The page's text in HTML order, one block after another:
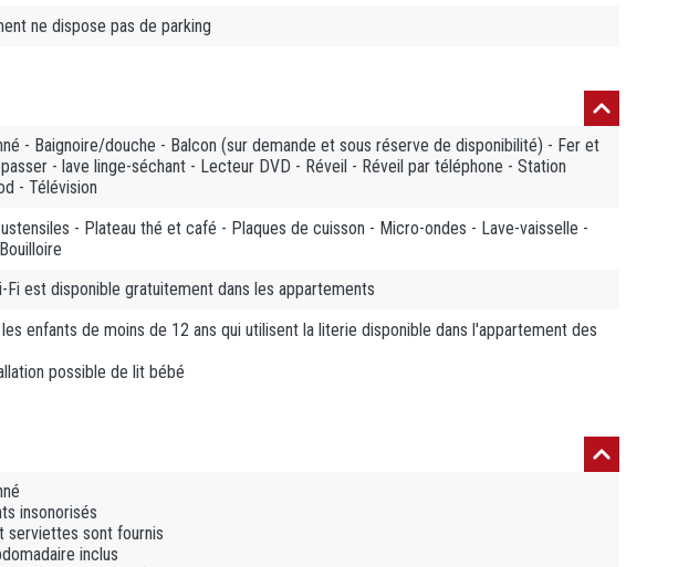
ne dispose pas de parking
- Baignoire/douche - Balcon (sur demande et sous réserve de disponibilité) - Fer et
- lave linge-séchant - Lecteur DVD - Réveil - Réveil par téléphone - Station
- Télévision
- Plateau thé et café - Plaques de cuisson - Micro-ondes - Lave-vaisselle -
Fi est disponible gratuitement dans les appartements
enfants de moins de 12 ans qui utilisent la literie disponible dans l'appartement des
possible de lit bébé
insonorisés
serviettes sont fournis
inclus